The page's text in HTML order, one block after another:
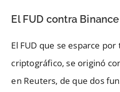
El FUD contra
El FUD que se esparce
criptográfico, se originó
en Reuters, de que dos